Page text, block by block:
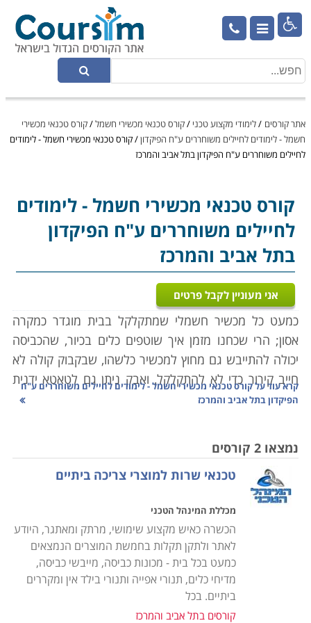

אתר קורסים /לימודי מקצוע טכני /קורס טכנאי מכשירי חשמל/קורס טכנאי מכשירי
חשמל - לימודים לחיילים משוחררים ע"ח הפיקדון/קורס טכנאי מכשירי חשמל - לימודים
לחיילים משוחררים ע"ח הפיקדון בתל אביב והמרכז
קורס טכנאי מכשירי חשמל- לימודים
לחיילים משוחררים ע"ח הפיקדון
בתל אביב והמרכז
אני מעוניין לקבל פרטים
כמעט כל מכשיר חשמלי שמתקלקל בבית מוגדר כמקרה
אסון; הרי שכחנו מזמן איך שוטפים כלים בכיור, שהכביסה
יכולה להתייבש גם מחוץ למכשיר כלשהו, שבקבוק קולה לא
חייב קירור כדי לא להתקלקל, ואבק ניתן גם לטאטא ידנית
מהבית.
שצץ משבר, חשנו למעבדה לתקן ממייבש שיער ועד
טלויזיה. היום, אם התגלתה בעיה במכשיר שפג תוקף
האחריות עבורו, נשאלת מיד השאלה "לתקן או לשדרג?".
תהליכים משונים עוברים על מכשירי החשמל הביתיים שלנו;
מצד אחד הם הופכים עם הזמן לזולים יותר, אך עם זאת הם
גם נהיים משוכללים יותר, ולכן קשים יותר לתיקון. לימודי
קורס טכנאי מכשירי חשמל מעניקים את כל הידע הנדרש
לפתור את הדילמה באמצעות האפשרות הראשונה, אשר
פעמים רבות היא החכמה והחסכונית מבין השתיים.
קרא עוד עלקורס טכנאי מכשירי חשמל - לימודים לחיילים משוחררים ע"ח
הפיקדון בתל אביב והמרכז
נמצאו 2 קורסים
טכנאי שרות למוצרי צריכה ביתיים
מכללת המינהל הטכני
הכשרה כאיש מקצוע שימושי, מרתק ומאתגר, היודע
לאתר ולתקן תקלות בחמשת המוצרים הנמצאים
כמעט בכל בית - מכונות כביסה, מייבשי כביסה,
מדיחי כלים, תנורי אפייה ותנורי בילד אין ומקררים
ביתיים. בכל
קורסים בתל אביב והמרכז